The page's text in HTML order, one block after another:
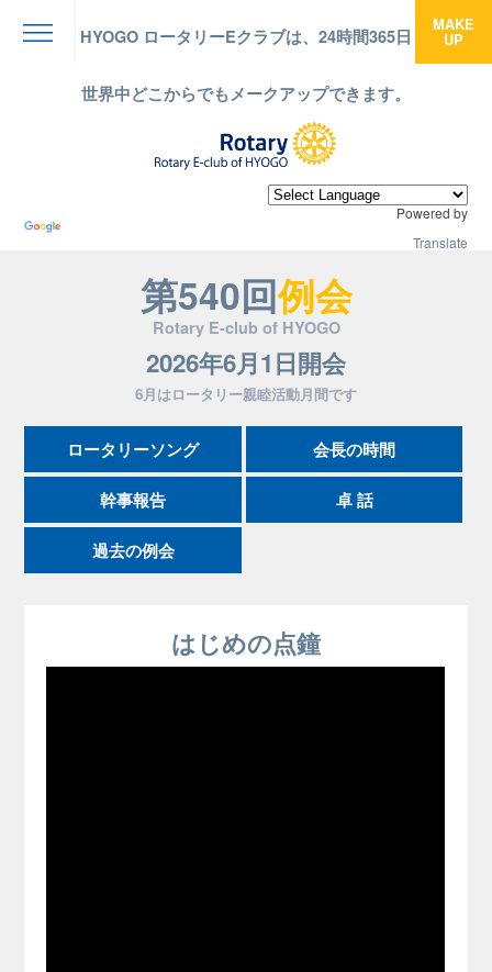
HYOGO ロータリーEクラブは、24時間365日
世界中どこからでもメークアップできます。
MAKE
UP
Powered by
Translate
第540回例会
Rotary E-club of HYOGO
2026年6月1日開会
6月はロータリー親睦活動月間です
ロータリーソング 会長の時間
幹事報告 卓 話
過去の例会
はじめの点鐘